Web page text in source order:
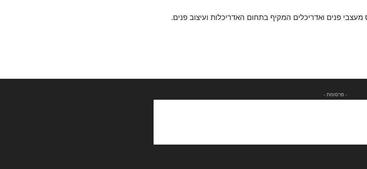
פנים ואדריכלים המקיף בתחום האדריכלות ועיצוב פנים.
- פרסומת -